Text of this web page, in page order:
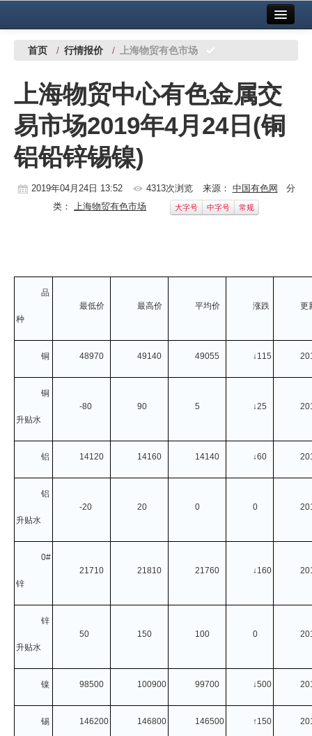
中国有色金属报社主办 广告服务
铜镍铅锌
铝
稀有稀土
有色市场
《资源再生》杂志
行情报价
数字报
首页 / 行情报价 / 上海物贸有色市场
上海物贸中心有色金属交
易市场2019年4月24日(铜
铝铅锌锡镍)
2019年04月24日 13:52 4313次浏览 来源： 中国有色网 分
类： 上海物贸有色市场 大字号 中字号 常规
品
种
最低价 最高价 平均价 涨跌 更
铜 48970 49140 49055 ↓115
铜
升贴水
-80 90 5 ↓25
铝 14120 14160 14140 ↓60
铝
升贴水
-20 20 0 0
0#
锌
21710 21810 21760 ↓160
锌
升贴水
50 150 100 0
镍 98500 100900 99700 ↓500
锡 146200 146800 146500 ↑150